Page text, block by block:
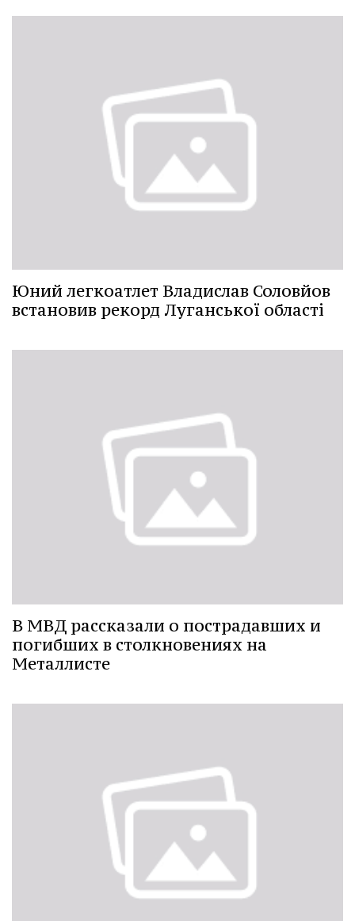
Юний легкоатлет Владислав Соловйов
встановив рекорд Луганської області
В МВД рассказали о пострадавших и
погибших в столкновениях на
Металлисте